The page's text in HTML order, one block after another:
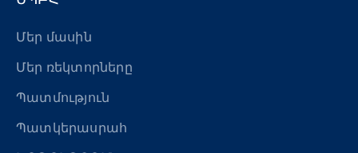
Մեր մասին
Մեր ռեկտորները
Պատմություն
Պատկերասրահ